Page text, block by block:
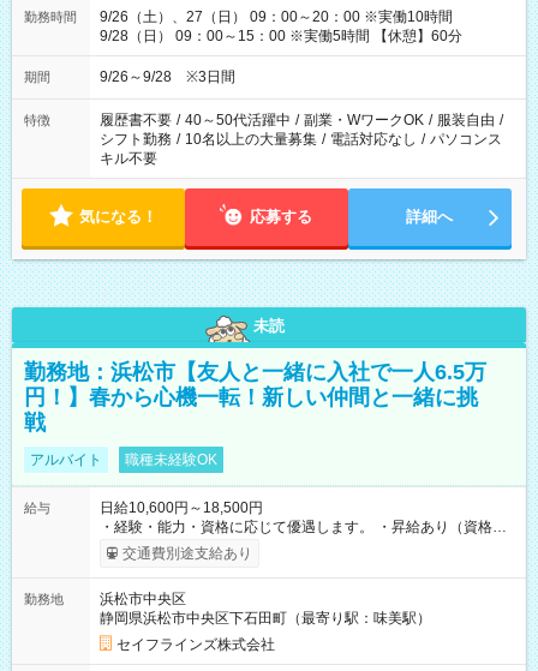
勤務時間
9/26（土）、27（日） 09：00～20：00 ※実働10時間
9/28（日） 09：00～15：00 ※実働5時間 【休憩】60分
期間 9/26～9/28 ※3日間
特徴 履歴書不要 / 40～50代活躍中 / 副業・WワークOK / 服装自由 /
シフト勤務 / 10名以上の大量募集 / 電話対応なし / パソコンス
キル不要
気になる！ 応募する 詳細へ
未読
勤務地：浜松市【友人と一緒に入社で一人6.5万
円！】春から心機一転！新しい仲間と一緒に挑
戦
アルバイト 職種未経験OK
給与
日給10,600円～18,500円
・経験・能力・資格に応じて優遇します。 ・昇給あり（資格取
得・勤務成績により随時） ・交通費全額支給（規定あり） ・日
払い・週払い制度あり（規定あり） ・早く勤務が終わっても日
支援あり（費用会社全額負担） ・紹介手当制度あり（最大
130,000円） 【試用期間】試用期間あり 試用期間の長さ：3ヶ月
雇用形態、給与は本採用時と同じです。
交通費別途支給あり
勤務地
浜松市中央区
静岡県浜松市中央区下石田町（最寄り駅：味美駅）
セイフラインズ株式会社